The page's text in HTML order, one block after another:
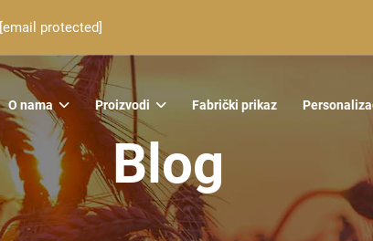
[email protected]
O nama Proizvodi Fabrički prikaz
Blog